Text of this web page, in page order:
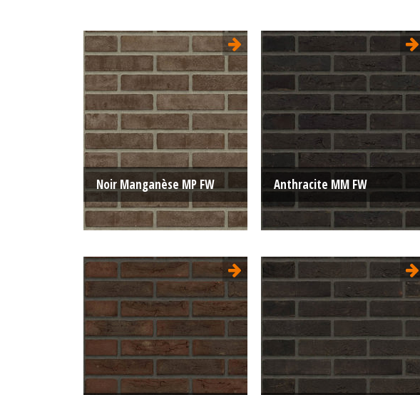
Noir Manganèse MP FW
Moulée pressée
Format:
WF 210x100x50
La structure:Unie
Couleur:
Noir
Anthracite MM FW
Type:
Moulée main
Format:
WF 210x100x50
La structure:Unie
Couleur:
Noir